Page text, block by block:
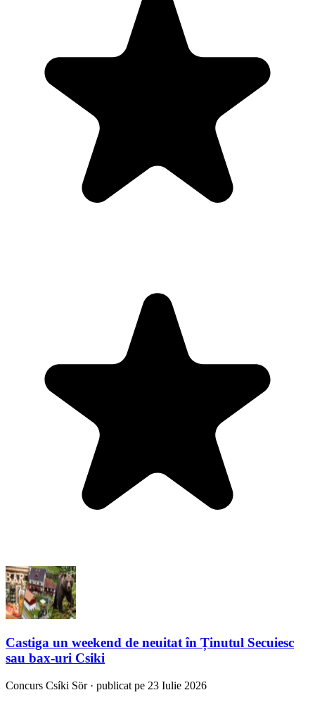
Castiga un weekend de neuitat în Ținutul Secuiesc
sau bax-uri Csiki
Concurs Csíki Sör· publicat pe 23 Iulie 2026